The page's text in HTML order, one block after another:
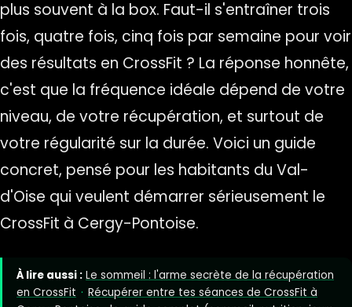
plus souvent à la box. Faut-il s'entraîner trois
fois, quatre fois, cinq fois par semaine pour voir
des résultats en CrossFit ? La réponse honnête,
c'est que la fréquence idéale dépend de votre
niveau, de votre récupération, et surtout de
votre régularité sur la durée. Voici un guide
concret, pensé pour les habitants du Val-
d'Oise qui veulent démarrer sérieusement le
CrossFit à Cergy-Pontoise.
À lire aussi : Le sommeil : l'arme secrète de la récupération
en CrossFit · Récupérer entre tes séances de CrossFit à